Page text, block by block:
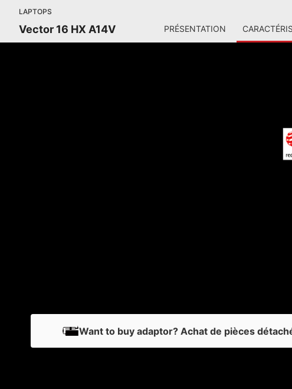
LAPTOPS
Vector 16 HX A14V PRÉSENTATION
Want to buy adaptor? Achat de pièces